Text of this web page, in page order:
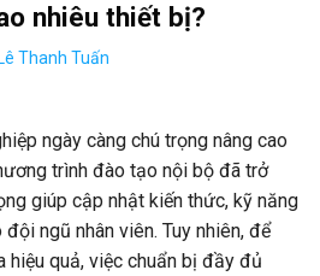
nhiêu thiết bị?
Lê Thanh Tuấn
ngày càng chú trọng nâng cao
trình đào tạo nội bộ đã trở
giúp cập nhật kiến thức, kỹ năng
ngũ nhân viên. Tuy nhiên, để
hiệu quả, việc chuẩn bị đầy đủ